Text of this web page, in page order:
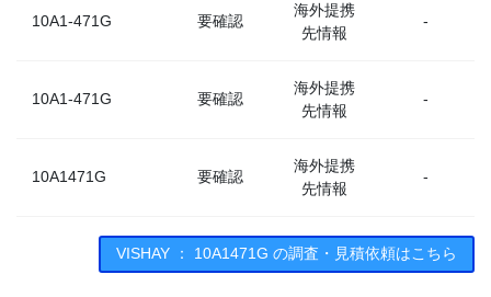
10A1-471G 要確認
海外提携
先情報
-
10A1-471G 要確認
海外提携
先情報
-
10A1471G 要確認
海外提携
先情報
-
VISHAY ： 10A1471G の調査・見積依頼はこちら